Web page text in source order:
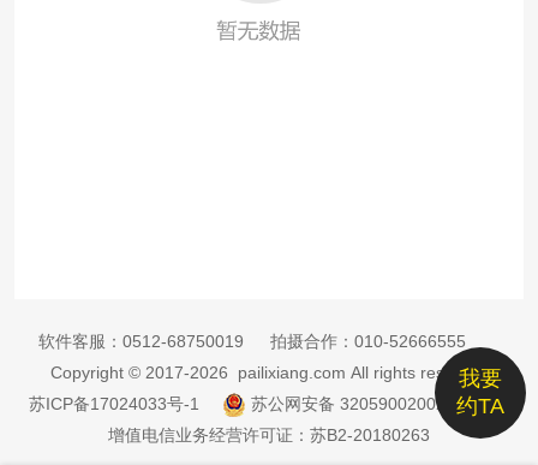
我要
约TA
软件客服： 0512-68750019 拍摄合作： 010-52666555
Copyright © 2017-2026 pailixiang.com All rights reserved
苏ICP备17024033号-1
苏公网安备 32059002002885号
增值电信业务经营许可证：苏B2-20180263